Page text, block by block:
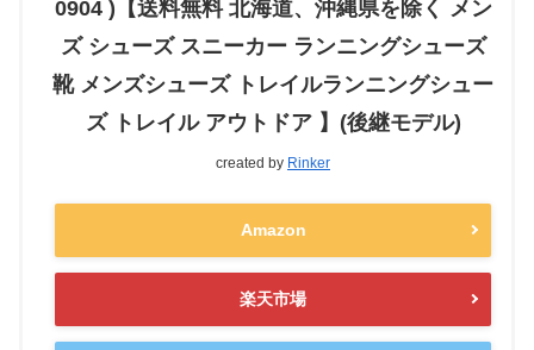
0904 )【送料無料 北海道、沖縄県を除く メン
ズ シューズ スニーカー ランニングシューズ
靴 メンズシューズ トレイルランニングシュー
ズ トレイル アウトドア 】(後継モデル)
created by Rinker
Amazon
楽天市場